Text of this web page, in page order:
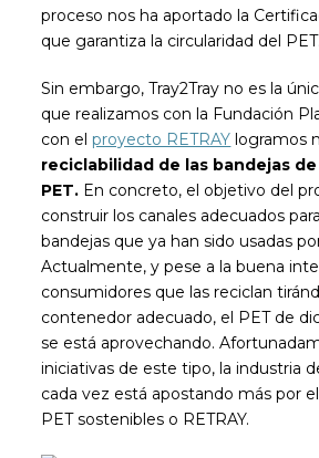
proceso nos ha aportado la
que garantiza la circularidad del PET.
Sin embargo, Tray2Tray no es la
que realizamos con la Fundación
con elproyecto RETRAY logramos
reciclabilidad de las bandejas
PET. En concreto, el objetivo del
construir los canales adecuados
bandejas que ya han sido usadas
Actualmente, y pese a la buena
consumidores que las reciclan
contenedor adecuado, el PET de
se está aprovechando.
iniciativas de este tipo, la industria
cada vez está apostando más por
PET sostenibles o RETRAY.